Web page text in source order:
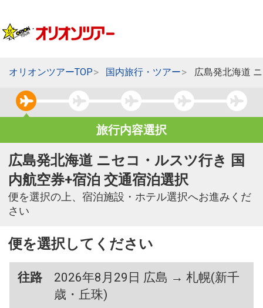
オリオンツアーTOP 国内旅行・ツアー 広島発北海道
旅行内容選択
広島発北海道 ニセコ・ルスツ行き 国
内航空券+宿泊 交通宿泊選択
便を選択の上、宿泊施設・ホテル選択へお進みくだ
さい
便を選択してください
往路
2026年8月29日 広島 → 札幌(新千
歳・丘珠)